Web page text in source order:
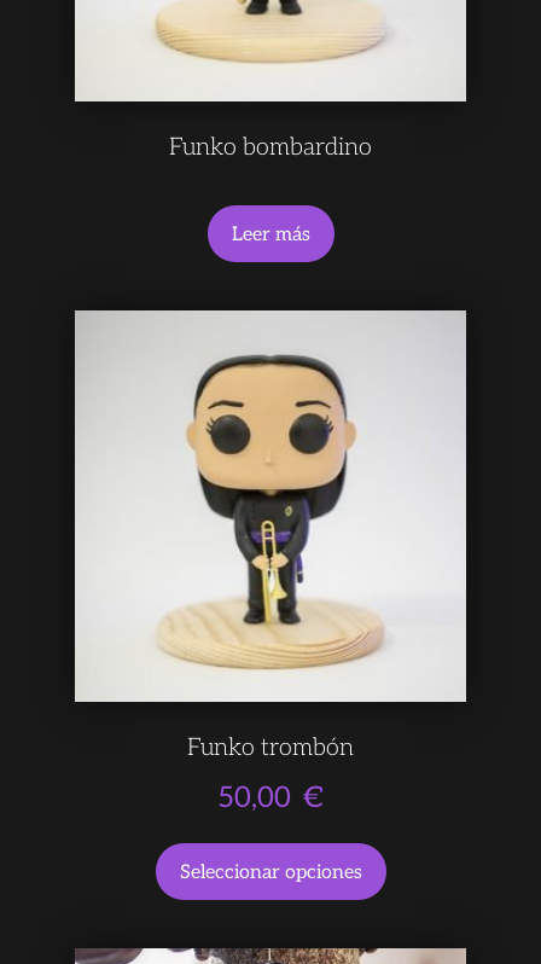
Funko bombardino
Leer más
Funko trombón
50,00 €
Seleccionar opciones